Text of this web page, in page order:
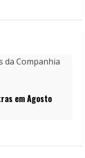
em Agosto